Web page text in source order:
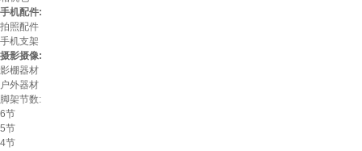
手机配件:
拍照配件
手机支架
摄影摄像:
影棚器材
户外器材
脚架节数:
6节
5节
4节